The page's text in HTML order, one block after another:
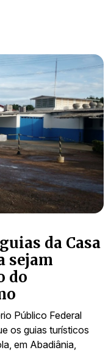
da Casa
sejam
do
Público Federal
os guias turísticos
em Abadiânia,